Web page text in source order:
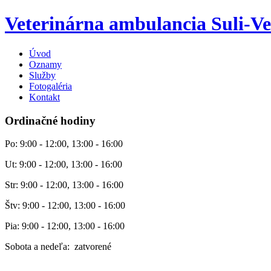
Veterinárna ambulancia Suli-
Úvod
Oznamy
Služby
Fotogaléria
Kontakt
Ordinačné hodiny
Po: 9:00 - 12:00, 13:00 - 16:00
Ut: 9:00 - 12:00, 13:00 - 16:00
Str: 9:00 - 12:00, 13:00 - 16:00
Štv: 9:00 - 12:00, 13:00 - 16:00
Pia: 9:00 - 12:00, 13:00 - 16:00
Sobota a nedeľa: zatvorené